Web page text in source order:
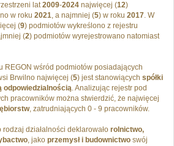
lat2009-2024 najwięcej (12)
w roku 2021, a najmniej (5) w roku 2017. W
(9) podmiotów wykreślono z rejestru
(2) podmiotów wyrejestrowano natomiast
REGON wśród podmiotów posiadających
Brwilno najwięcej (5) jest stanowiących spółki
odpowiedzialnością. Analizując rejestr pod
pracowników można stwierdzić, że najwięcej
, zatrudniających 0 - 9 pracowników.
działalności deklarowało rolnictwo,
, jako przemysł i budownictwo swój